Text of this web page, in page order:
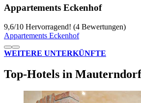
Appartements Eckenhof
9,6/10 Hervorragend! (4 Bewertungen)
Appartements Eckenhof
WEITERE UNTERKÜNFTE
Top-Hotels in Mauterndorf